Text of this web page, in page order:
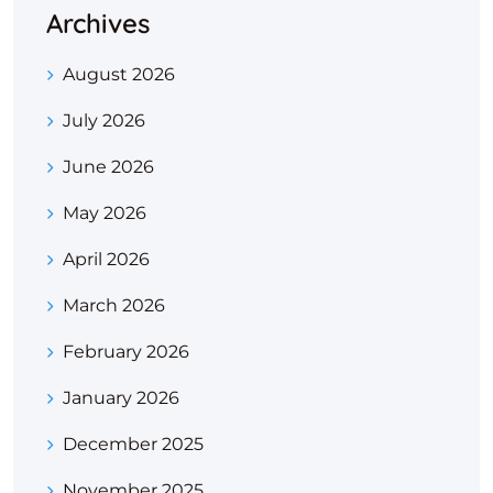
Archives
August 2026
July 2026
June 2026
May 2026
April 2026
March 2026
February 2026
January 2026
December 2025